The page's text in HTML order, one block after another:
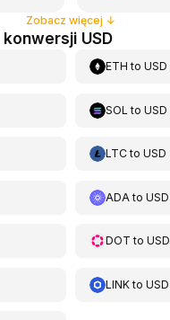
Zobacz więcej ↓
USD
ETH toUSD
SOL toUSD
LTCtoUSD
ADA toUSD
DOT toUSD
LINKtoUSD